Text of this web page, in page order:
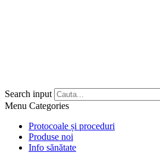
Search input
Menu Categories
Protocoale și proceduri
Produse noi
Info sănătate